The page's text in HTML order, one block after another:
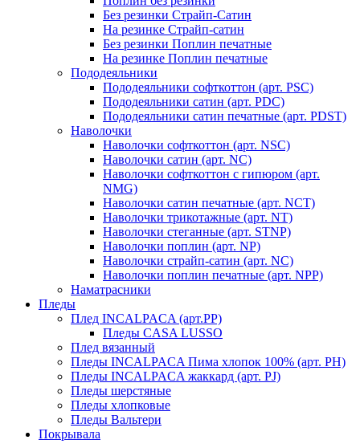
Без резинки Страйп-Сатин
На резинке Страйп-сатин
Без резинки Поплин печатные
На резинке Поплин печатные
Пододеяльники
Пододеяльники софткоттон (арт. PSC)
Пододеяльники сатин (арт. PDC)
Пододеяльники сатин печатные (арт. PDST)
Наволочки
Наволочки софткоттон (арт. NSC)
Наволочки сатин (арт. NC)
Наволочки софткоттон с гипюром (арт.
NMG)
Наволочки сатин печатные (арт. NCT)
Наволочки трикотажные (арт. NT)
Наволочки стеганные (арт. STNP)
Наволочки поплин (арт. NP)
Наволочки страйп-сатин (арт. NC)
Наволочки поплин печатные (арт. NPP)
Наматрасники
Пледы
Плед INCALPACA (арт.PP)
Пледы CASA LUSSO
Плед вязанный
Пледы INCALPACA Пима хлопок 100% (арт. PH)
Пледы INCALPACA жаккард (арт. PJ)
Пледы шерстяные
Пледы хлопковые
Пледы Вальтери
Покрывала